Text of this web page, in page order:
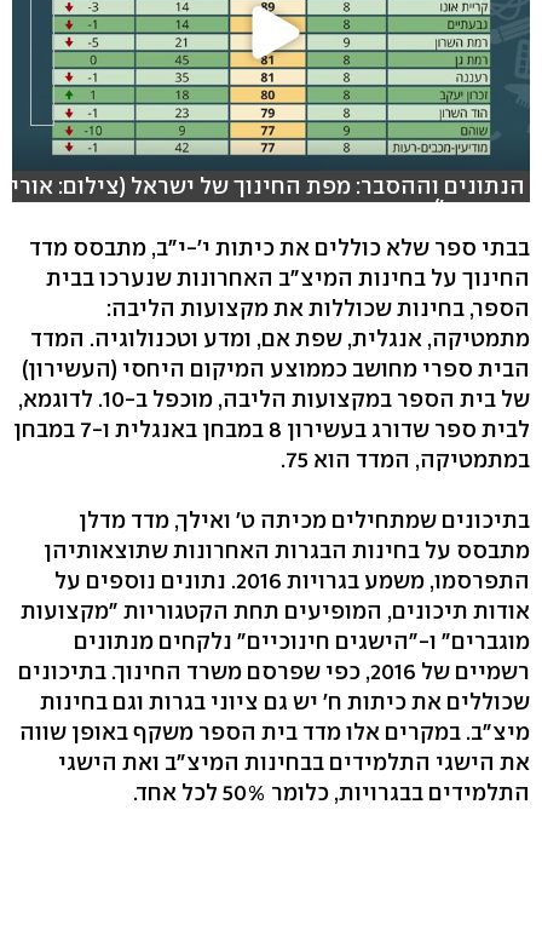
הנתונים וההסבר: מפת החינוך של ישראל (צילום: אורי
דוידוביץ')
בבתי ספר שלא כוללים את כיתות י'-י"ב, מתבסס מדד
החינוך על בחינות המיצ"ב האחרונות שנערכו בבית
הספר, בחינות שכוללות את מקצועות הליבה:
מתמטיקה, אנגלית, שפת אם, ומדע וטכנולוגיה. המדד
הבית ספרי מחושב כממוצע המיקום היחסי (העשירון)
של בית הספר במקצועות הליבה, מוכפל ב-10. לדוגמא,
לבית ספר שדורג בעשירון 8 במבחן באנגלית ו-7 במבחן
במתמטיקה, המדד הוא 75.
בתיכונים שמתחילים מכיתה ט' ואילך, מדד מדלן
מתבסס על בחינות הבגרות האחרונות שתוצאותיהן
התפרסמו, משמע בגרויות 2016. נתונים נוספים על
אודות תיכונים, המופיעים תחת הקטגוריות "מקצועות
מוגברים" ו-"הישגים חינוכיים" נלקחים מנתונים
רשמיים של 2016, כפי שפרסם משרד החינוך. בתיכונים
שכוללים את כיתות ח' יש גם ציוני בגרות וגם בחינות
מיצ"ב. במקרים אלו מדד בית הספר משקף באופן שווה
את הישגי התלמידים בבחינות המיצ"ב ואת הישגי
התלמידים בבגרויות, כלומר 50% לכל אחד.